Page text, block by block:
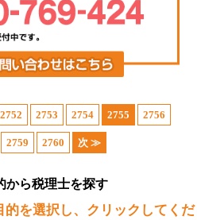
2752 2753 2754 2755 2756
2759 2760 次 ≫
から税理士を探す
を選択し、クリックしてくだ